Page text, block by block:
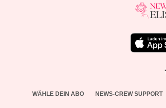
WÄHLE DEIN ABO NEWS-CREW SUPPORT